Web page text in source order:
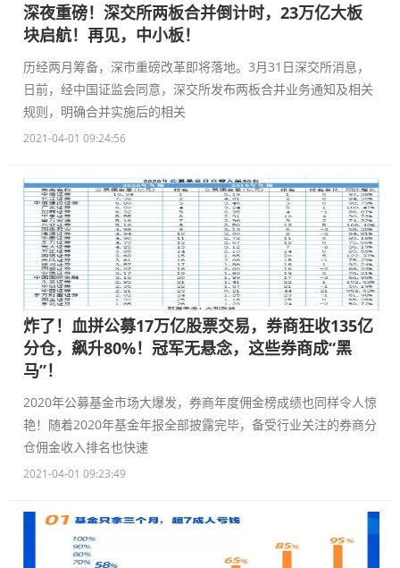
深夜重磅！深交所两板合并倒计时，23万亿大板
块启航！再见，中小板！
历经两月筹备，深市重磅改革即将落地。3月31日深交所消息，
日前，经中国证监会同意，深交所发布两板合并业务通知及相关
规则，明确合并实施后的相关
2021-04-01 09:24:56
炸了！血拼公募17万亿股票交易，券商狂收135亿
分仓，飙升80%！冠军无悬念，这些券商成“黑
马”！
2020年公募基金市场大爆发，券商年度佣金榜成绩也同样令人惊
艳！随着2020年基金年报全部披露完毕，备受行业关注的券商分
仓佣金收入排名也快速
2021-04-01 09:23:49